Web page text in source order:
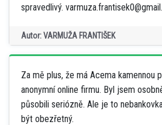
spravedlivý.
Autor: VARMUŽA FRANTIŠEK
Za mě plus, že má Acema kamennou
anonymní online firmu. Byl jsem
působili seriózně. Ale je to
být obezřetný.